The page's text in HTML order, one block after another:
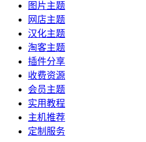
图片主题
网店主题
汉化主题
淘客主题
插件分享
收费资源
会员主题
实用教程
主机推荐
定制服务